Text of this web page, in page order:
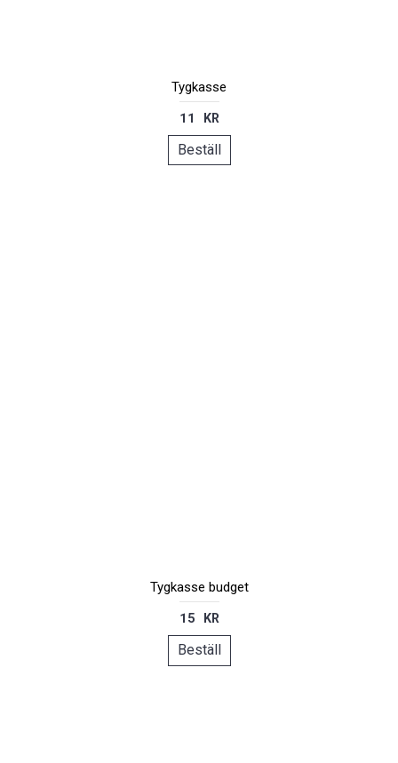
Tygkasse
11 KR
Beställ
Tygkasse budget
15 KR
Beställ